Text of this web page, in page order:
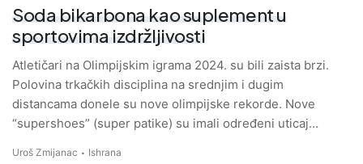
Soda bikarbona kao suplement u
sportovima izdržljivosti
Atletičari na Olimpijskim igrama 2024. su bili zaista brzi.
Polovina trkačkih disciplina na srednjim i dugim
distancama donele su nove olimpijske rekorde. Nove
“supershoes” (super patike) su imali određeni uticaj…
Uroš Zmijanac Ishrana